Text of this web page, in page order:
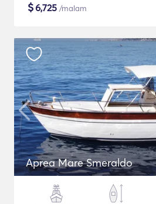
$6,725 /malam
Aprea Mare Smeraldo